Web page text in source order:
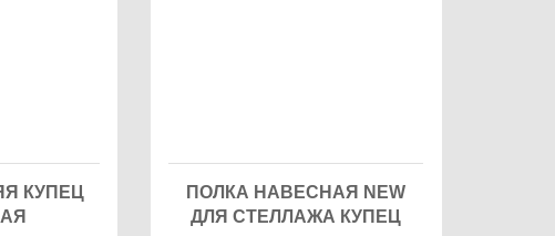
КУПЕЦ
ПОЛКА НАВЕСНАЯ NEW
ДЛЯ СТЕЛЛАЖА КУПЕЦ